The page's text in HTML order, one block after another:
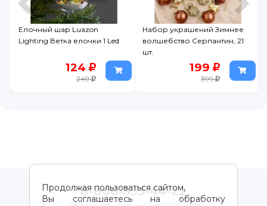
Елочный шар Luazon
Lighting Ветка елочки 1 Led
124
249
Набор украшений Зимнее
волшебство Серпантин, 21
шт.
199
399
Продолжая пользоваться сайтом,
Вы соглашаетесь на обработку
8-800-333-44-22